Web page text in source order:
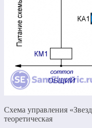
Схема управления
теоретическая